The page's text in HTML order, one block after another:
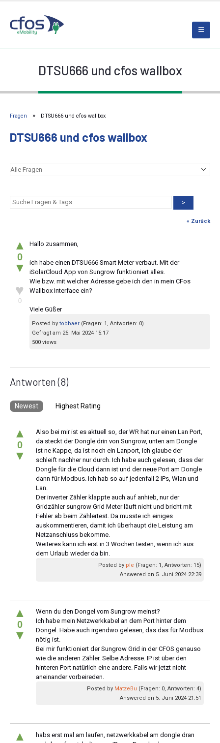
DTSU666 und cfos wallbox
Fragen DTSU666 und cfos wallbox
DTSU666 und cfos wallbox
>
« Zurück
▲
0
▼
♥
0
Hallo zusammen,
ich habe einen DTSU666 Smart Meter verbaut. Mit der
iSolarCloud App von Sungrow funktioniert alles.
Wie bzw. mit welcher Adresse gebe ich den in mein CFos
Wallbox Interface ein?
Viele Güßer
Posted by tobbaer (Fragen: 1, Antworten: 0)
Gefragt am 25. Mai 2024 15:17
500 views
Antworten(8)
Newest Highest Rating
▲
0
▼
Also bei mir ist es aktuell so, der WR hat nur einen Lan Port,
da steckt der Dongle drin von Sungrow, unten am Dongle
ist ne Kappe, da ist noch ein Lanport, ich glaube der
schleift nachher nur durch. Ich habe auch gelesen, dass der
Dongle für die Cloud dann ist und der neue Port am Dongle
dann für Modbus. Ich hab so auf jedenfall 2 IPs, Wlan und
Lan.
Der inverter Zähler klappte auch auf anhieb, nur der
Gridzähler sungrow Grid Meter läuft nicht und bricht mit
Fehler ab beim Zählertest. Da musste ich einiges
auskommentieren, damit ich überhaupt die Leistung am
Netzanschluss bekomme.
Weiteres kann ich erst in 3 Wochen testen, wenn ich aus
dem Urlaub wieder da bin.
Posted by ple (Fragen: 1, Antworten: 15)
Answered on 5. Juni 2024 22:39
▲
0
▼
Wenn du den Dongel vom Sungrow meinst?
Ich habe mein Netzwerkkabel an dem Port hinter dem
Dongel. Habe auch irgendwo gelesen, das das für Modbus
nötig ist.
Bei mir funktioniert der Sungrow Grid in der CFOS genauso
wie die anderen Zähler. Selbe Adresse. IP ist über den
hinteren Port natürlich eine andere. Falls wir jetzt nicht
aneinander vorbeireden.
Posted by MatzeBu (Fragen: 0, Antworten: 4)
Answered on 5. Juni 2024 21:51
▲
habs erst mal am laufen, netzwerkkabel am dongle dran